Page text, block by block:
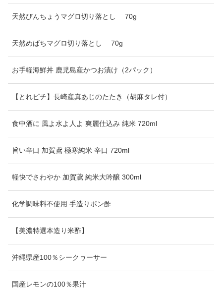
天然びんちょうマグロ切り落とし 70g
天然めばちマグロ切り落とし 70g
お手軽海鮮丼 鹿児島産かつお漬け（2パック）
【とれピチ】長崎産真あじのたたき（胡麻タレ付）
食中酒に 風よ水よ人よ 爽麗仕込み 純米 720ml
旨い辛口 加賀鳶 極寒純米 辛口 720ml
軽快でさわやか 加賀鳶 純米大吟醸 300ml
化学調味料不使用 手造りポン酢
【美濃特選本造り米酢】
沖縄県産100％シークヮーサー
国産レモンの100％果汁